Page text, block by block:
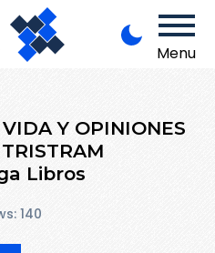
Menu
Y OPINIONES
Libros
140